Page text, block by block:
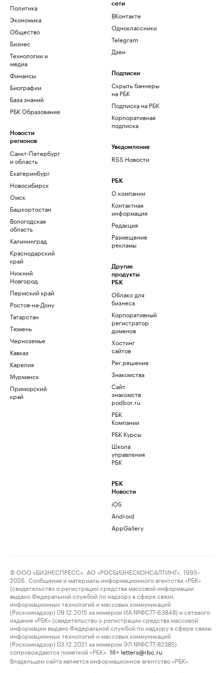
Политика
Экономика
Общество
Бизнес
Технологии и
медиа
Финансы
Биографии
База знаний
РБК Образование
Новости
регионов
Санкт-Петербург
и область
Екатеринбург
Новосибирск
Омск
Башкортостан
Вологодская
область
Калининград
Краснодарский
край
Нижний
Новгород
Пермский край
Ростов-на-Дону
Татарстан
Тюмень
Черноземье
Кавказ
Карелия
Мурманск
Приморский
край
сети
ВКонтакте
Одноклассники
Telegram
Дзен
Подписки
Скрыть баннеры
на РБК
Подписка на РБК
Корпоративная
подписка
Уведомления
RSS Новости
РБК
О компании
Контактная
информация
Редакция
Размещение
рекламы
Другие
продукты
РБК
Облако для
бизнеса
Корпоративный
регистратор
доменов
Хостинг
сайтов
Рег.решения
Знакомства
Сайт
знакомств
podbor.ru
РБК
Компании
РБК Курсы
Школа
управления
РБК
РБК
Новости
iOS
Android
AppGallery
© ООО «БИЗНЕСПРЕСС», АО «РОСБИЗНЕСКОНСАЛТИНГ», 1995–
2026. Сообщения и материалы информационного агентства «РБК»
(свидетельство о регистрации средства массовой информации
выдано Федеральной службой по надзору в сфере связи,
информационных технологий и массовых коммуникаций
(Роскомнадзор) 09.12.2015 за номером ИА №ФС77-63848) и сетевого
издания «РБК» (свидетельство о регистрации средства массовой
информации выдано Федеральной службой по надзору в сфере связи,
информационных технологий и массовых коммуникаций
(Роскомнадзор) 03.12.2021 за номером ЭЛ №ФС77-82385)
сопровождаются пометкой «РБК».
18+ letters@rbc.ru
Владельцем сайта является информационное агентство «РБК».